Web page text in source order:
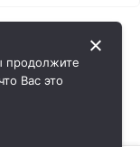
продолжите
Вас это